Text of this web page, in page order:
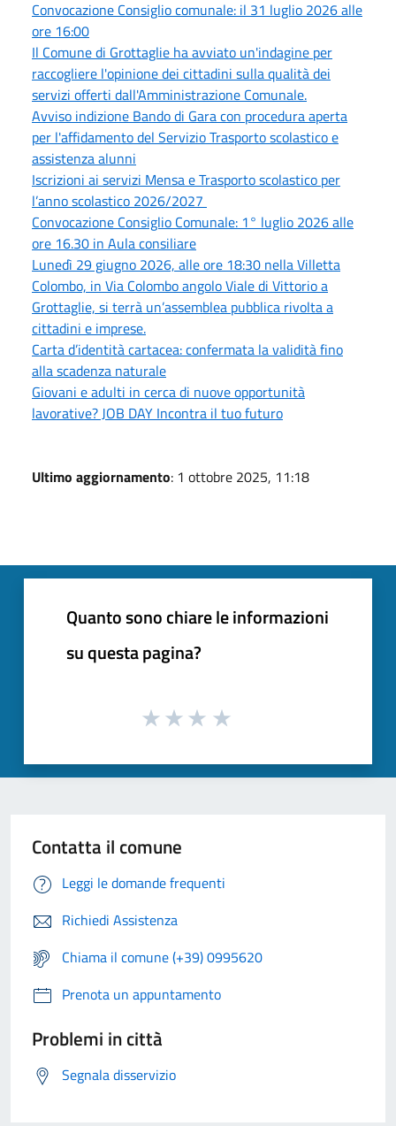
Convocazione Consiglio comunale: il 31 luglio 2026 alle
ore 16:00
Il Comune di Grottaglie ha avviato un'indagine per
raccogliere l'opinione dei cittadini sulla qualità dei
servizi offerti dall'Amministrazione Comunale.
Avviso indizione Bando di Gara con procedura aperta
per l'affidamento del Servizio Trasporto scolastico e
assistenza alunni
Iscrizioni ai servizi Mensa e Trasporto scolastico per
l’anno scolastico 2026/2027
Convocazione Consiglio Comunale: 1° luglio 2026 alle
ore 16.30 in Aula consiliare
Lunedì 29 giugno 2026, alle ore 18:30 nella Villetta
Colombo, in Via Colombo angolo Viale di Vittorio a
Grottaglie, si terrà un’assemblea pubblica rivolta a
cittadini e imprese.
Carta d’identità cartacea: confermata la validità fino
alla scadenza naturale
Giovani e adulti in cerca di nuove opportunità
lavorative? JOB DAY Incontra il tuo futuro
Ultimo aggiornamento: 1 ottobre 2025, 11:18
Quanto sono chiare le informazioni
su questa pagina?
Contatta il comune
Leggi le domande frequenti
Richiedi Assistenza
Chiama il comune (+39) 0995620
Prenota un appuntamento
Problemi in città
Segnala disservizio